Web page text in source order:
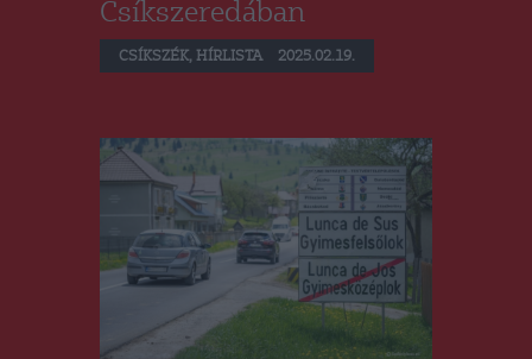
Csíkszeredában
CSÍKSZÉK, HÍRLISTA 2025.02.19.